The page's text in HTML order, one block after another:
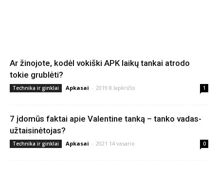
Ar žinojote, kodėl vokiški APK laikų tankai atrodo
tokie grublėti?
Technika ir ginklai Apkasai - 2019 8 lapkričio 1
7 įdomūs faktai apie Valentine tanką – tanko vadas-
užtaisinėtojas?
Technika ir ginklai Apkasai - 2021 14 vasario 0